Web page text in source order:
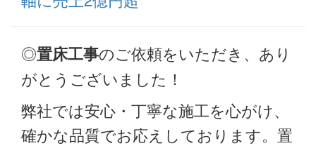
◎置床工事のご依頼をいただき、あり
がとうございました！
弊社では安心・丁寧な施工を心がけ、
確かな品質でお応えしております。置